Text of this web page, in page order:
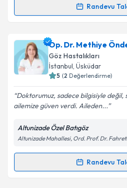
Randevu
Randevu Takvimi Talebi
Doç. Dr. Neslihan Sinim
takvimi talebi oluşturun. Size
almanız için bir takvim
bilgilendireceğiz.
E-posta Adresiniz
Kişisel verilerimin
Metni'ni okudum ve
kapsamda işlenmesini
Op. Dr. Methiye
Göz Hastalıkları
İstanbul, Üsküdar
5 (2 Değerlendirme)
Doktorumuz, sadece bilgisiyle değil,
ailemize güven verdi. Aileden...
Altunizade Özel Batıgöz
Altunizade Mahallesi, Ord. Prof. Dr.
Randevu
Randevu Takvimi Talebi